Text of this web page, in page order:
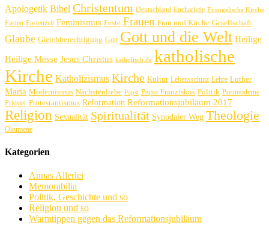
Apologetik Bibel Christentum Deutschland Eucharistie Evangelische Kirche
Fasten Fastenzeit Feminismus Feste Frauen Frau und Kirche Gesellschaft
Glaube Gleichberechtigung Gott Gott und die Welt Heilige
Heilige Messe Jesus Christus katholisch.de katholische
Kirche Katholizismus Kirche Kultur Lebensschutz Lehre Luther
Maria Modernismus Nächstenliebe Papst Papst Franziskus Politik Postmoderne
Priester Protestantismus Reformation Reformationsjubiläum 2017
Religion Sexualität Spiritualität Synodaler Weg Theologie
Ökumene
Kategorien
Annas Allerlei
Memorabilia
Politik, Geschichte und so
Religion und so
Warmtippen gegen das Reformationsjubiläum